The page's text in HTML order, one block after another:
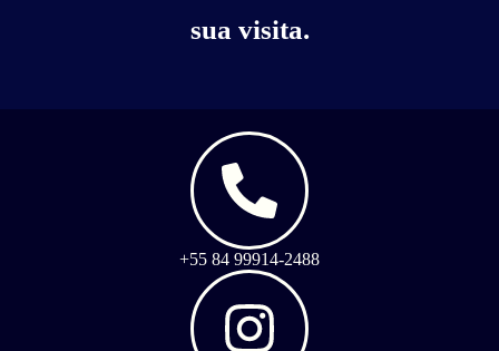
sua visita.
+55 84 99914-2488